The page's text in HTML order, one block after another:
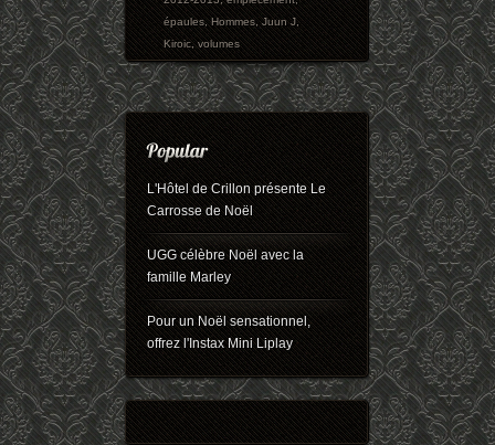
épaules,Hommes,Juun J,
Kiroic,volumes
L'Hôtel de Crillon présente Le
Carrosse de Noël
UGG célèbre Noël avec la
famille Marley
Pour un Noël sensationnel,
offrez l'Instax Mini Liplay